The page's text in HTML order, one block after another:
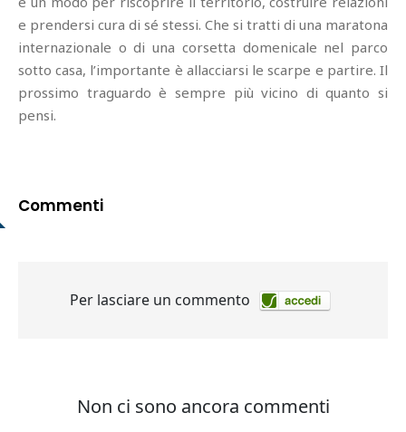
e prendersi cura di sé stessi. Che si tratti di una maratona
internazionale o di una corsetta domenicale nel parco
sotto casa, l’importante è allacciarsi le scarpe e partire. Il
prossimo traguardo è sempre più vicino di quanto si
pensi.
Commenti